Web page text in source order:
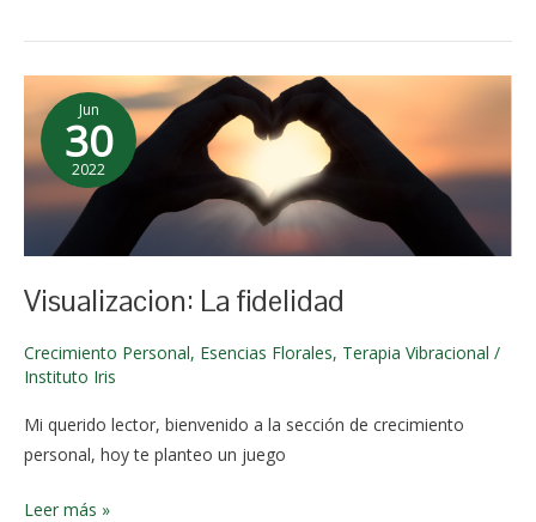
Jun
30
2022
2 de
junio de
2024
Visualizacion: La fidelidad
Crecimiento Personal, Esencias Florales, Terapia Vibracional /
Instituto Iris
Mi querido lector, bienvenido a la sección de crecimiento
personal, hoy te planteo un juego
Visualizacion:
La
fidelidad
Leer más »